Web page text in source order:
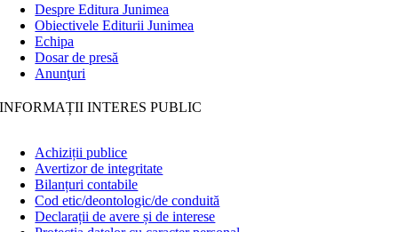
Despre Editura Junimea
Obiectivele Editurii Junimea
Echipa
Dosar de presă
Anunţuri
INFORMAȚII INTERES PUBLIC
Achiziții publice
Avertizor de integritate
Bilanțuri contabile
Cod etic/deontologic/de conduită
Declarații de avere și de interese